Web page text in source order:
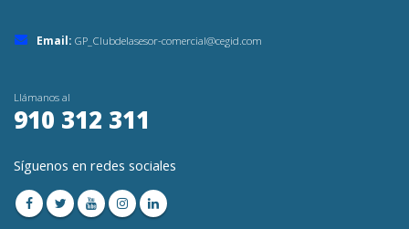
Email: GP_Clubdelasesor-comercial@cegid.com
Llámanos al
910 312 311
Síguenos en redes sociales